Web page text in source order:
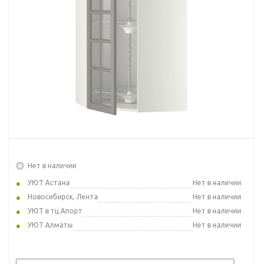
Нет в наличии
УЮТ Астана
Нет в наличии
Новосибирск, Лента
Нет в наличии
УЮТ в тц Апорт
Нет в наличии
УЮТ Алматы
Нет в наличии